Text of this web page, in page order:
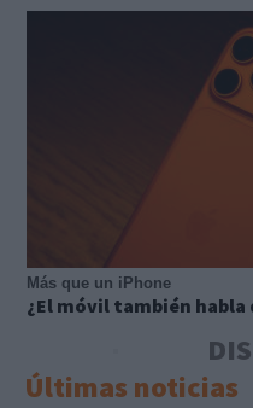
Más que un iPhone
¿El móvil también habla
Últimas noticias